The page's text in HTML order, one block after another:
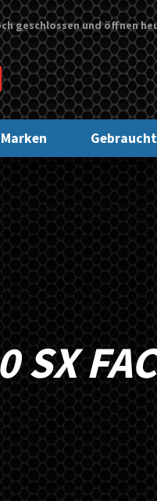
geschlossen und öffnen
Marken
SX